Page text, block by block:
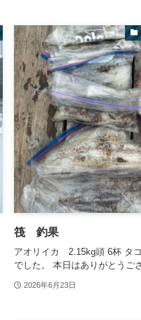
筏 釣果
アオリイカ 2.15kg頭 6杯 タ
でした。 本日はありがとうご
2026年6月23日